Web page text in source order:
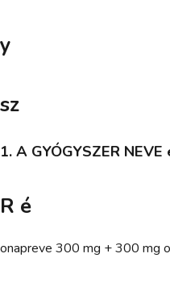
y
sz
1. A GYÓGYSZER NEVE
R é
onapreve 300 mg + 300 mg